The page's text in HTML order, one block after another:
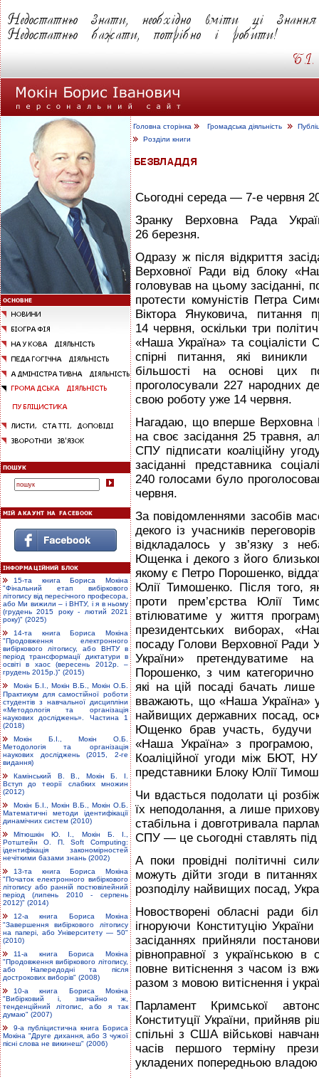
15-та книга Бориса Мокіна
"Фінальний етап вибіркового
літопису від пересічного професора,
або Ми вижили – і ВНТУ, і я в ньому
(грудень 2015 року - лютий 2021
року)" (2025)
14-та книга Бориса Мокіна
"Продовження електронного
вибіркового літопису, або ВНТУ в
період трансформації диктатури в
освіті в хаос (вересень 2012р. –
грудень 2015р.)" (2015)
Мокін Б.І., Мокін В.Б., Мокін О.Б.
Практикум для самостійної роботи
студентів з навчальної дисципліни
«Методологія та організація
наукових досліджень». Частина 1
(2018)
Мокін Б.І., Мокін О.Б.
Методологія та організація
наукових досліджень (2015, 2-ге
видання)
Камінський В. В., Мокін Б. І.
Вступ до теорії слабких множин
(2012)
Мокін Б.І., Мокін В.Б., Мокін О.Б.
Математичні методи ідентифікації
динамічних систем (2010)
Мітюшкін Ю. І., Мокін Б. І.,
Ротштейн О. П. Soft Computing:
ідентифікація закономірностей
нечіткими базами знань (2002)
13-та книга Бориса Мокіна
"Початок електронного вибіркового
літопису або ранній постювілейний
період (липень 2010 - серпень
2012)" (2014)
12-а книга Бориса Мокіна
"Завершення вибіркового літопису
на папері, або Університету — 50"
(2010)
11-а книга Бориса Мокіна
"Продовження вибіркового літопису,
або Напередодні та після
дострокових виборів" (2008)
10-а книга Бориса Мокіна
"Вибірковий і, звичайно ж,
тенденційний літопис, або я так
думаю" (2007)
9-а публіцистична книга Бориса
Мокіна "Друге дихання, або З чужої
пісні слова не викинеш" (2006)
Головна сторінка Громадська діяльність
Розділи книги
Сьогодні середа — 7-е червня
Зранку Верховна Рада
26 березня.
Одразу ж після відкриття
Верховної Ради від блоку
головував на цьому засіданні,
протести комуністів Петра
Віктора Януковича, питання
14 червня, оскільки три
«Наша Україна» та
спірні питання, які виникли
більшості на основі цих
проголосували 227 народних
свою роботу уже 14 червня.
Нагадаю, що вперше Верховна
на своє засідання 25 травня,
СПУ підписати коаліційну
засіданні представника
240 голосами було
червня.
За повідомленнями засобів
декого із учасників
відкладалось у зв’язку з
Ющенка і декого з його
якому є Петро Порошенко,
Юлії Тимошенко. Після того,
проти прем’єрства Юлії
втілюватиме у життя
президентських виборах,
посаду Голови Верховної Ради
України» претендуватиме
Порошенко, з чим категорично
які на цій посаді бачать
вважають, що «Наша Україна»
найвищих державних посад,
Ющенко брав участь, будучи
«Наша Україна» з
Коаліційної угоди між БЮТ,
представники Блоку Юлії
Чи вдасться подолати ці
їх неподолання, а лише
стабільна і довготривала
СПУ — це сьогодні ставлять під
А поки провідні політичні
можуть дійти згоди в
розподілу найвищих посад,
Новостворені обласні ради
ігноруючи Конституцію
засіданнях прийняли
рівноправної з українською
повне витіснення з часом із
разом з мовою витіснення і
Парламент Кримської
Конституції України, прийняв
спільні з США військові
часів першого терміну
укладених попередньою владою